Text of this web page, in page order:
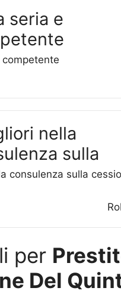
seria e
nella
sulla
consulenza sulla
per
Del